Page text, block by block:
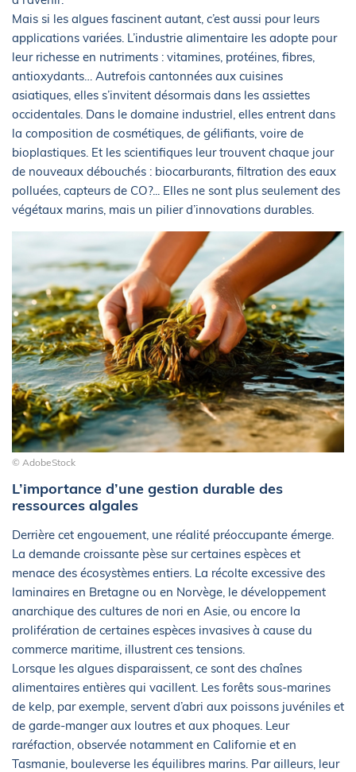
Mais si les algues fascinent autant, c’est aussi pour leurs
applications variées. L’industrie alimentaire les adopte pour
leur richesse en nutriments : vitamines, protéines, fibres,
antioxydants… Autrefois cantonnées aux cuisines
asiatiques, elles s’invitent désormais dans les assiettes
occidentales. Dans le domaine industriel, elles entrent dans
la composition de cosmétiques, de gélifiants, voire de
bioplastiques. Et les scientifiques leur trouvent chaque jour
de nouveaux débouchés : biocarburants, filtration des eaux
polluées, capteurs de CO?... Elles ne sont plus seulement des
végétaux marins, mais un pilier d’innovations durables.
© AdobeStock
L’importance d’une gestion durable des
ressources algales
Derrière cet engouement, une réalité préoccupante émerge.
La demande croissante pèse sur certaines espèces et
menace des écosystèmes entiers. La récolte excessive des
laminaires en Bretagne ou en Norvège, le développement
anarchique des cultures de nori en Asie, ou encore la
prolifération de certaines espèces invasives à cause du
commerce maritime, illustrent ces tensions.
Lorsque les algues disparaissent, ce sont des chaînes
alimentaires entières qui vacillent. Les forêts sous-marines
de kelp, par exemple, servent d’abri aux poissons juvéniles et
de garde-manger aux loutres et aux phoques. Leur
raréfaction, observée notamment en Californie et en
Tasmanie, bouleverse les équilibres marins. Par ailleurs, leur